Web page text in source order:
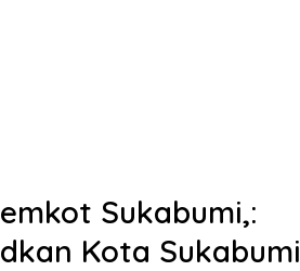
Sukabumi,:
Kota Sukabumi